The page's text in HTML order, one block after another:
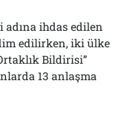
adına ihdas edilen
edilirken, iki ülke
Bildirisi”
13 anlaşma